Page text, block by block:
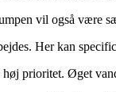
vil også være
Her kan
prioritet. Øget